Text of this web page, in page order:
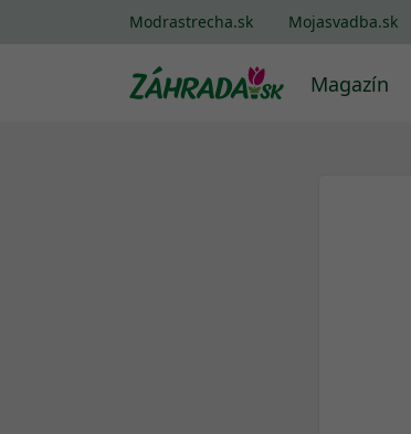
Modrastrecha.sk Mojasvadba.sk
Magazín